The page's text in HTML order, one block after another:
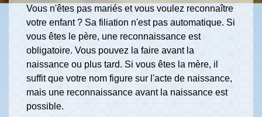
Vous n'êtes pas mariés et vous voulez reconnaître
votre enfant ? Sa filiation n'est pas automatique. Si
vous êtes le père, une reconnaissance est
obligatoire. Vous pouvez la faire avant la
naissance ou plus tard. Si vous êtes la mère, il
suffit que votre nom figure sur l'acte de naissance,
mais une reconnaissance avant la naissance est
possible.